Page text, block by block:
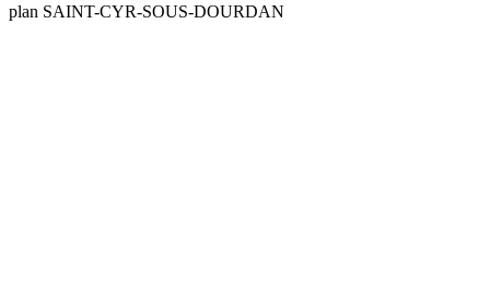
plan SAINT-CYR-SOUS-DOURDAN